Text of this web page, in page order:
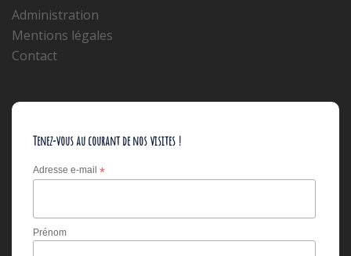
Administration
Mentions légales
Contact
Tenez-vous au courant de nos visites !
Adresse e-mail *
Prénom